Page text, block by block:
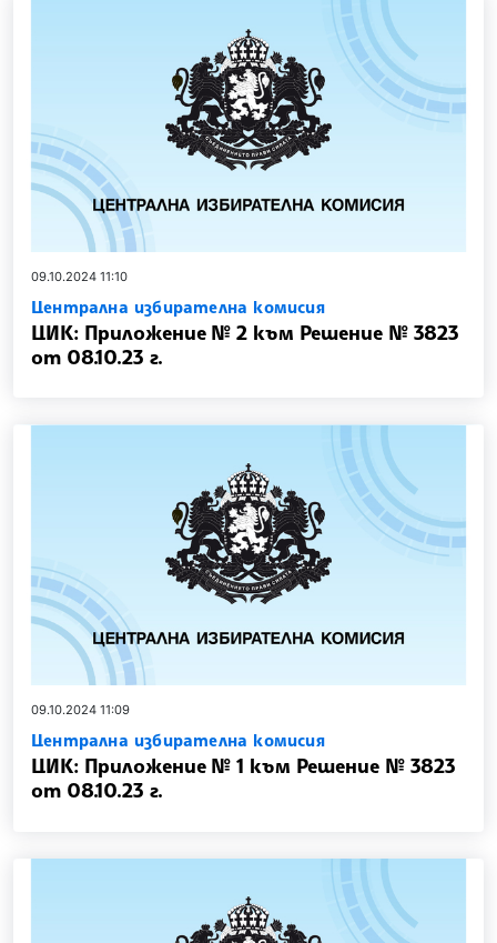
09.10.2024 11:10
Централна избирателна комисия
ЦИК: Приложение № 2 към Решение № 3823
от 08.10.23 г.
09.10.2024 11:09
Централна избирателна комисия
ЦИК: Приложение № 1 към Решение № 3823
от 08.10.23 г.